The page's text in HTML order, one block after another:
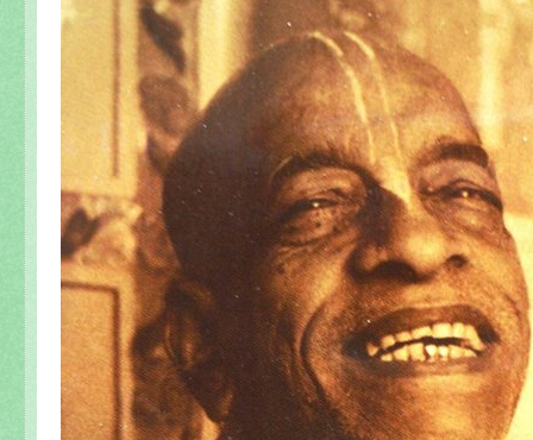
Continuación de la nota anterior: “El encuentro
esotérico del Ratha-yatra”
Continuación: "Los pasatiempos del Ratha-yatra"
Continuación de la nota anterior: Las formas
Visuddha-sattva Das
Continuación de la nota anterior "En el camino a
Sripad Aindra Prabhu tirobhava-tithi 2011 de
Sri Lalitastakam de Visuddha-sattva Das
El peligro de ir a Vrindavana de Visuddha-sattva Das
Continuación: Sobre Lalita-sakhi de Visuddha-
Los pujaris del Señor Jagannatha de Visuddha-
Los rituales diarios del Señor Jagannatha de
Mahaprabhu en Sri Gambhira de Visuddha-sattva
Tres troncos de madera de Visuddha-sattva Das
Sri Ksetra-dhama de Visuddha-sattva Das